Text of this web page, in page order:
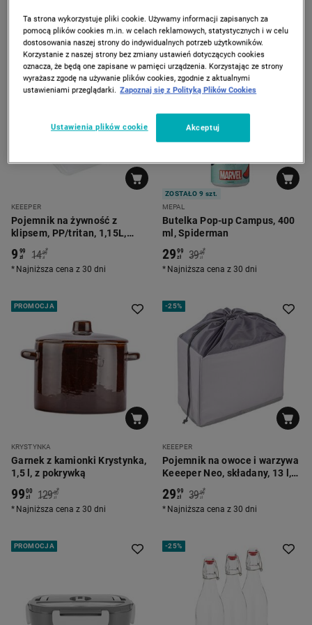
34 zł 44 zł
Najniższa cena z 30 dni
9 zł 14 zł
Najniższa cena z 30 dni
33%
KEEEPER
Pojemnik na żywność z
klipsem, PP/tritan, 1,15L,
seledynowy
9 99
zł 14 99
zł
*
Najniższa cena z 30 dni
-25%
ZOSTAŁO 9 szt.
MEPAL
Butelka Pop-up Campus, 400
ml, Spiderman
2999
zł 39 99
zł
*
Najniższa cena z 30 dni
PROMOCJA
KRYSTYNKA
Garnek z kamionki Krystynka,
1,5 l, z pokrywką
9900
zł 129 00
zł
*
Najniższa cena z 30 dni
-25%
KEEEPER
Pojemnik na owoce i warzywa
Keeeper Neo, składany, 13 l,
2999
zł 39 99
zł
*
Najniższa cena z 30 dni
PROMOCJA -25%
Ta strona wykorzystuje pliki cookie. Używamy informacji zapisanych za
pomocą plików cookies m.in. w celach reklamowych, statystycznych i w celu
dostosowania naszej strony do indywidualnych potrzeb użytkowników.
Korzystanie z naszej strony bez zmiany ustawień dotyczących cookies
oznacza, że będą one zapisane w pamięci urządzenia. Korzystając ze strony
wyrażasz zgodę na używanie plików cookies, zgodnie z aktualnymi
ustawieniami przeglądarki. Zapoznaj się z Polityką Plików Cookies
Ustawienia plików cookie Akceptuj